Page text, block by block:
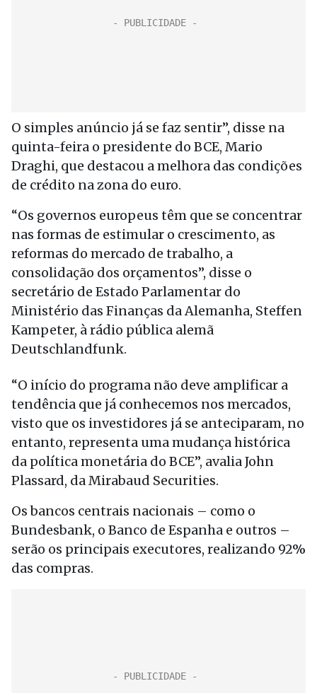
O simples anúncio já se faz sentir”, disse na
quinta-feira o presidente do BCE, Mario
Draghi, que destacou a melhora das condições
de crédito na zona do euro.
“Os governos europeus têm que se concentrar
nas formas de estimular o crescimento, as
reformas do mercado de trabalho, a
consolidação dos orçamentos”, disse o
secretário de Estado Parlamentar do
Ministério das Finanças da Alemanha, Steffen
Kampeter, à rádio pública alemã
Deutschlandfunk.
“O início do programa não deve amplificar a
tendência que já conhecemos nos mercados,
visto que os investidores já se anteciparam, no
entanto, representa uma mudança histórica
da política monetária do BCE”, avalia John
Plassard, da Mirabaud Securities.
Os bancos centrais nacionais – como o
Bundesbank, o Banco de Espanha e outros –
serão os principais executores, realizando 92%
das compras.